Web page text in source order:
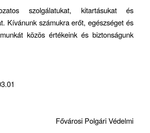
szolgálatukat, kitartásukat és
Kívánunk számukra erőt, egészséget és
közös értékeink és biztonságunk
Fővárosi Polgári Védelmi